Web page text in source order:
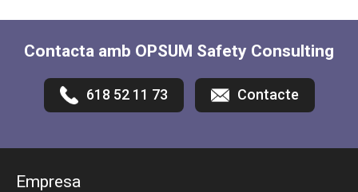
Contacta amb OPSUM Safety Consulting
618 52 11 73 Contacte
Empresa